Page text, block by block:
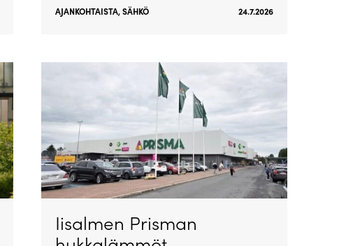
AJANKOHTAISTA,SÄHKÖ 24.7.2026
Iisalmen Prisman